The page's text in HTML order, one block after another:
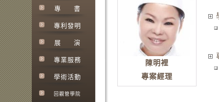
專 書
專利發明
展 演
專業服務
學術活動
回觀管學院
陳明裡
專案經理